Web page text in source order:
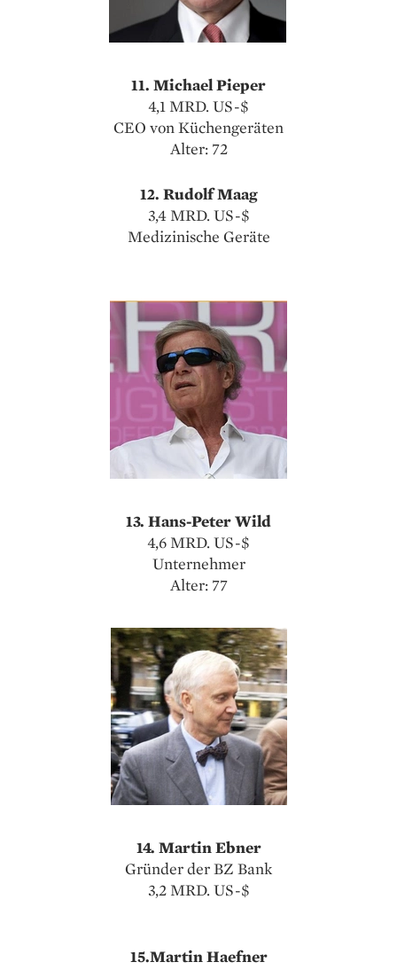
11. Michael Pieper
4,1 MRD. US-$
CEO von Küchengeräten
Alter: 72
12. Rudolf Maag
3,4 MRD. US-$
Medizinische Geräte
13. Hans-Peter Wild
4,6 MRD. US-$
Unternehmer
Alter: 77
14. Martin Ebner
Gründer der BZ Bank
3,2 MRD. US-$
15.Martin Haefner